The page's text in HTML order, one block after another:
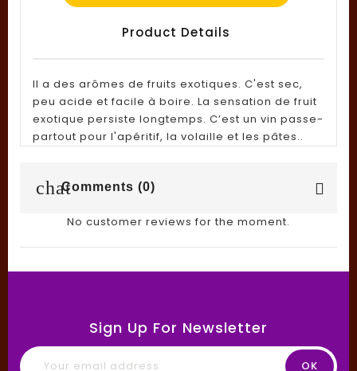
Product Details
Il a des arômes de fruits exotiques. C'est sec,
peu acide et facile à boire. La sensation de fruit
exotique persiste longtemps. C’est un vin passe-
partout pour l'apéritif, la volaille et les pâtes..
chatComments (0)
No customer reviews for the moment.
Sign Up For Newsletter